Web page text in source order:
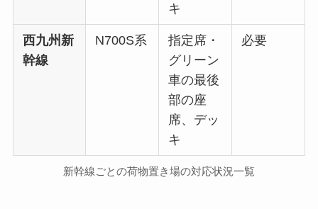
キ
西九州新
幹線
N700S系
指定席・
グリーン
車の最後
部の座
席、デッ
キ
必要
新幹線ごとの荷物置き場の対応状況一覧